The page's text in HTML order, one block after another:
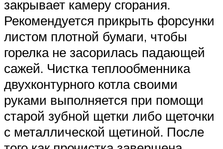
закрывает камеру сгорания.
Рекомендуется прикрыть форсунки
листом плотной бумаги, чтобы
горелка не засорилась падающей
сажей. Чистка теплообменника
двухконтурного котла своими
руками выполняется при помощи
старой зубной щетки либо щеточки
с металлической щетиной. После